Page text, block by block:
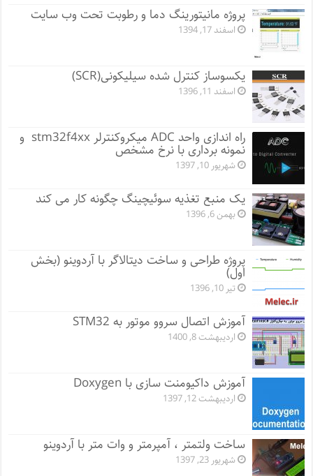
پروژه مانيتورينگ دما و رطوبت تحت وب سایت
اسفند 17, 1394
یکسوساز کنترل شده سیلیکونی(SCR)
اسفند 11, 1396
راه اندازی واحد ADC میکروکنترلر stm32f4xx و
نمونه برداری با نرخ مشخص
شهریور 10, 1397
یک منبع تغذیه سوئیچینگ چگونه کار می کند
بهمن 6, 1396
پروژه طراحی و ساخت دیتالاگر با آردوینو (بخش
اول)
تیر 10, 1396
آموزش اتصال سروو موتور به STM32
اردیبهشت 8, 1400
آموزش داکیومنت سازی با Doxygen
اردیبهشت 12, 1397
ساخت ولتمتر ، آمپرمتر و وات متر با آردوینو
شهریور 23, 1397